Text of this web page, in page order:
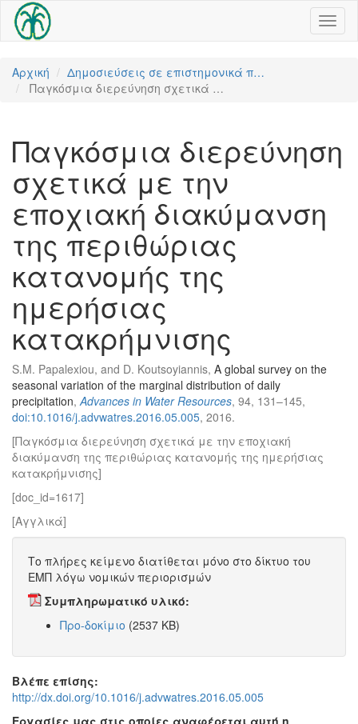
Αρχική
Δημοσιεύσεις σε επιστημονικά π…
Παγκόσμια διερεύνηση σχετικά …
Παγκόσμια διερεύνηση
σχετικά με την
εποχιακή διακύμανση
της περιθώριας
κατανομής της
ημερήσιας
κατακρήμνισης
S.M. Papalexiou, and D. Koutsoyiannis, A global survey on the
seasonal variation of the marginal distribution of daily
precipitation,Advances in Water Resources, 94, 131–145,
doi:10.1016/j.advwatres.2016.05.005, 2016.
[Παγκόσμια διερεύνηση σχετικά με την εποχιακή
διακύμανση της περιθώριας κατανομής της ημερήσιας
κατακρήμνισης]
[doc_id=1617]
[Αγγλικά]
Το πλήρες κείμενο διατίθεται μόνο στο δίκτυο του
ΕΜΠ λόγω νομικών περιορισμών
Συμπληρωματικό υλικό:
Προ-δοκίμιο (2537 KB)
Βλέπε επίσης:
http://dx.doi.org/10.1016/j.advwatres.2016.05.005
Εργασίες μας στις οποίες αναφέρεται αυτή η